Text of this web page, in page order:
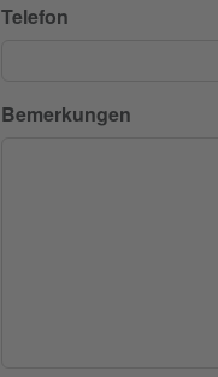
Telefon
Bemerkungen